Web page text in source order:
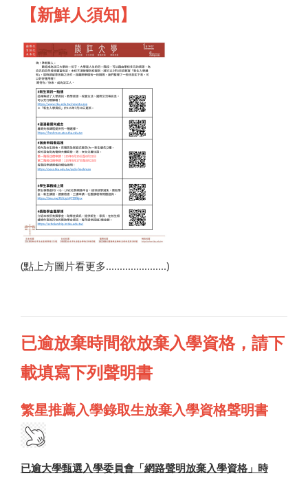
【新鮮人須知】
(點上方圖片看更多......................)
已逾放棄時間欲放棄入學資格，請下
載填寫下列聲明書
繁星推薦入學錄取生放棄入學資格聲明書
已逾大學甄選入學委員會「網路聲明放棄入學資格」時